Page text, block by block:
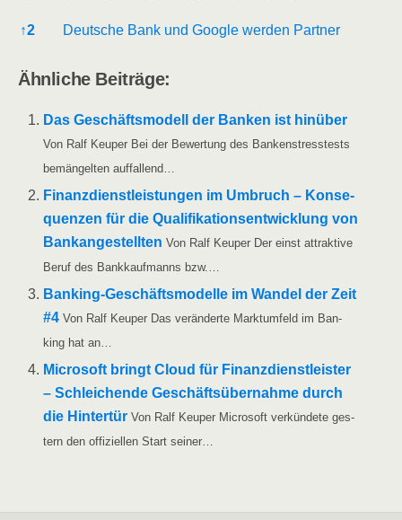
↑2 Deut­sche Bank und Goog­le wer­den Partner
Ähn­li­che Beiträge:
Das Geschäfts­mo­dell der Ban­ken ist hin­über
Von Ralf Keu­per Bei der Bewer­tung des Ban­ken­stress­tests
bemän­gel­ten auffallend…
Finanz­dienst­leis­tun­gen im Umbruch – Kon­se­
quen­zen für die Qua­li­fi­ka­ti­ons­ent­wick­lung von
Bank­an­ge­stell­ten Von Ralf Keu­per Der einst attrak­ti­ve
Beruf des Bank­kauf­manns bzw.…
Ban­king-Geschäfts­­­mo­­del­­le im Wan­del der Zeit
#4 Von Ralf Keu­per Das ver­än­der­te Markt­um­feld im Ban­
king hat an…
Micro­soft bringt Cloud für Finanz­dienst­leis­ter
– Schlei­chen­de Geschäfts­über­nah­me durch
die Hin­ter­tür Von Ralf Keu­per Micro­soft ver­kün­de­te ges­
tern den offi­zi­el­len Start seiner…